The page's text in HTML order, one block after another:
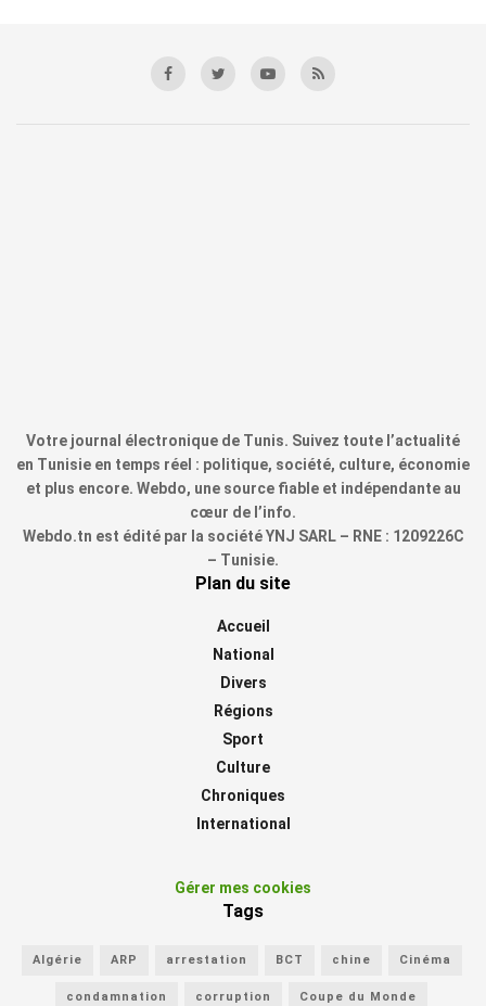
Votre journal électronique de Tunis. Suivez toute l’actualité
en Tunisie en temps réel : politique, société, culture, économie
et plus encore. Webdo, une source fiable et indépendante au
cœur de l’info.
Webdo.tn est édité par la société YNJ SARL – RNE : 1209226C
– Tunisie.
Plan du site
Accueil
National
Divers
Régions
Sport
Culture
Chroniques
International
Gérer mes cookies
Tags
Algérie ARP arrestation BCT chine Cinéma
condamnation corruption Coupe du Monde